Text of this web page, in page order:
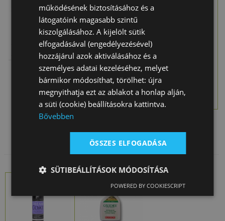
Sampon Gallop
Szürke Lóra
(500 Ml)
5 590 Ft
Sampon Gallop
Fekete Lóra
(500 Ml)
5 590 Ft
Sárga Lóra
(50…
5 590 Ft
működésének biztosításához és a
látogatóink magasabb szintű
kiszolgálásához. A kijelölt sütik
elfogadásával (engedélyezésével)
hozzájárul azok aktiválásához és a
személyes adatai kezeléséhez, melyet
bármikor módosíthat, törölhet: újra
megnyithatja ezt az ablakot a honlap alján,
a süti (cookie) beállításokra kattintva.
Bővebben
ÖSSZES ELFOGADÁSA
SÜTIBEÁLLÍTÁSOK MÓDOSÍTÁSA
POWERED BY COOKIESCRIPT